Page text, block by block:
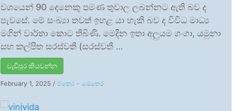
වශයෙන් 90 දෙනෙකු පමණ තුවාල ලබන්නට ඇති බව ද
පැවසේ. මේ සංඛ්‍යා තවත් ඉහළ යා හැකි බව ද විවිධ මාධ්‍ය
මගින් වාර්තා කොට තිබිණි. මෙදින ඉතා අලුයම ගංගා, යමුනා
සහ කල්පිත සරස්වතී (සරස්වතී …
වැඩිපුර කියවන්න
February 1, 2025 / එතෙර – මෙතෙර